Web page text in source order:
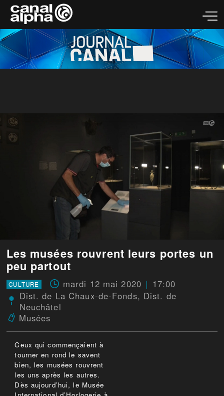
Les musées rouvrent leurs portes un
peu partout
CULTURE mardi 12 mai 2020
17:00
Dist. de La Chaux-de-Fonds, Dist. de
Neuchâtel
Musées
Ceux qui commençaient à
tourner en rond le savent
bien, les musées rouvrent
les uns après les autres.
Dès aujourd’hui, le Musée